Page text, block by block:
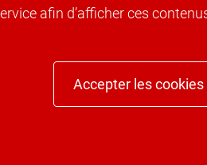
afin d’afficher ces
Accepter les